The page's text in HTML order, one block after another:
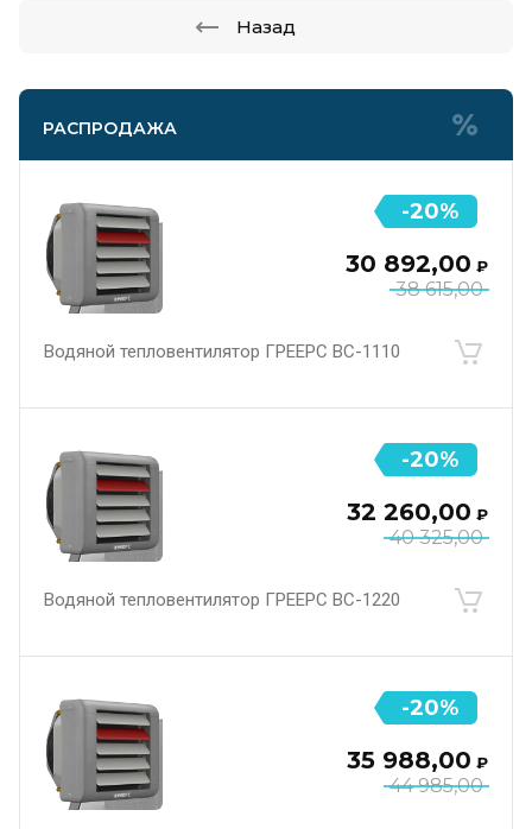
РАСПРОДАЖА
38 615,00
30 892,00 ₽
Водяной тепловентилятор ГРЕЕРС ВС-1110
-20%
40 325,00
32 260,00 ₽
Водяной тепловентилятор ГРЕЕРС ВС-1220
-20%
44 985,00
35 988,00 ₽
-20%
Назад